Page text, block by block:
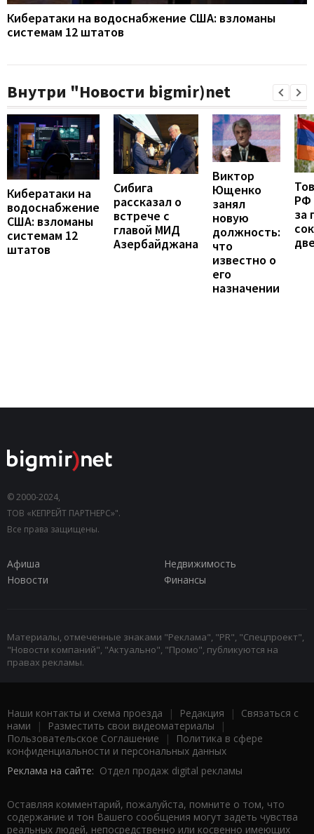
Кибератаки на водоснабжение США: взломаны
системам 12 штатов
Внутри "Новости bigmir)net
Кибератаки на
водоснабжение
США: взломаны
системам 12
штатов
Сибига
рассказал о
встрече с
главой МИД
Азербайджана
Виктор
Ющенко
занял
новую
должность:
что
известно о
его
назначении
РФ
за
© 2000-2024,
ТОВ «КЕПРЕЙТ ПАРТНЕРС»".
Все права защищены.
Афиша
Недвижимость
Новости
Финансы
Материалы, отмеченные знаками "Реклама", "PR", "Спецпроект",
"Новости компаний", "Актуально", "Промо", публикуются на
правах рекламы.
Наши контакты и схема проезда | Редакция | Связаться с
нами | Разместить свои видеоматериалы |
Пользовательское Соглашение |
Политика в сфере
конфиденциальности и персональных данных
Реклама на сайте: Отдел продаж digital рекламы
Оставляя комментарий, пожалуйста, помните о том, что
содержание и тон Вашего сообщения могут задеть чувства
реальных людей, непосредственно или косвенно имеющих